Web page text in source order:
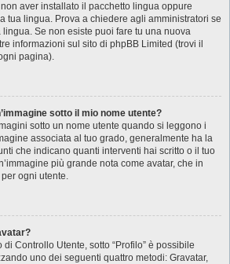
aver installato il pacchetto lingua oppure
tua lingua. Prova a chiedere agli amministratori se
Se non esiste puoi fare tu una nuova
informazioni sul sito di phpBB Limited (trovi il
pagina).
sotto il mio nome utente?
sotto un nome utente quando si leggono i
associata al tuo grado, generalmente ha la
che indicano quanti interventi hai scritto o il tuo
più grande nota come avatar, che in
ogni utente.
Controllo Utente, sotto “Profilo” è possibile
uno dei seguenti quattro metodi: Gravatar,